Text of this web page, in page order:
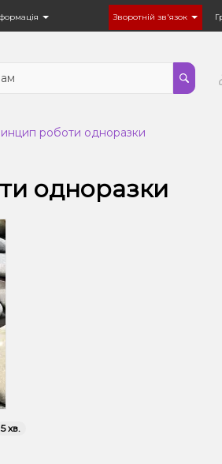
Зворотній зв'язок
роботи одноразки
одноразки
5 хв.